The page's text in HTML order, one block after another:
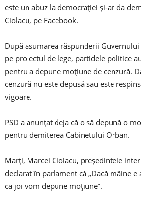
este un abuz la democraţiei şi-ar da
Ciolacu, pe Facebook.
După asumarea răspunderii
pe proiectul de lege, partidele politice
pentru a depune moţiune de cenzură.
cenzură nu este depusă sau este
vigoare.
PSD a anunţat deja că o să depună o
pentru demiterea Cabinetului Orban.
Marți, Marcel Ciolacu, președintele
declarat în parlament că „Dacă mâine e
că joi vom depune moţiune”.